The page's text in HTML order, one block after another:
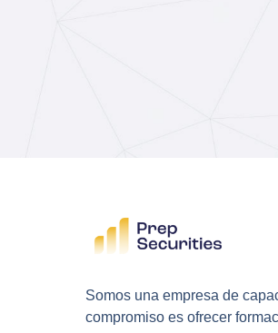
Somos una empresa de
compromiso es ofrecer